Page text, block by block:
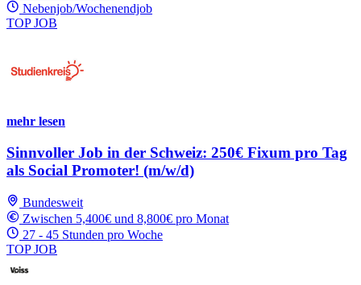
Nebenjob/Wochenendjob
TOP JOB
mehr lesen
Sinnvoller Job in der Schweiz: 250€ Fixum pro Tag
als Social Promoter! (m/w/d)
Bundesweit
Zwischen 5,400€ und 8,800€ pro Monat
27 - 45 Stunden pro Woche
TOP JOB